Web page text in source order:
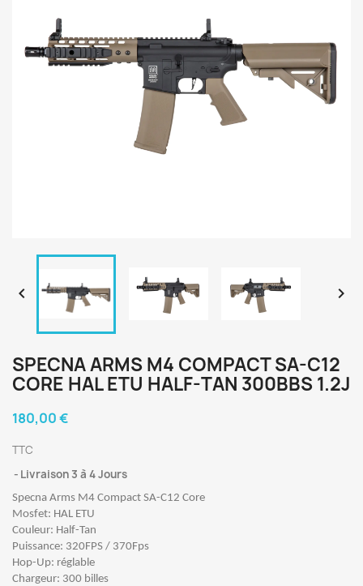
 
SPECNA ARMS M4 COMPACT SA-C12
CORE HAL ETU HALF-TAN 300BBS 1.2J
180,00 €
TTC
Livraison 3 à 4 Jours
Specna Arms M4 Compact SA-C12 Core
Mosfet: HAL ETU
Couleur: Half-Tan
Puissance: 320FPS / 370Fps
Hop-Up: réglable
Chargeur: 300 billes